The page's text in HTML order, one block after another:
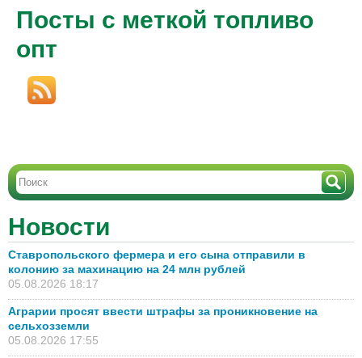
Посты с меткой топливо
опт
Новости
Ставропольского фермера и его сына отправили в
колонию за махинацию на 24 млн рублей
05.08.2026 18:17
Аграрии просят ввести штрафы за проникновение на
сельхозземли
05.08.2026 17:55